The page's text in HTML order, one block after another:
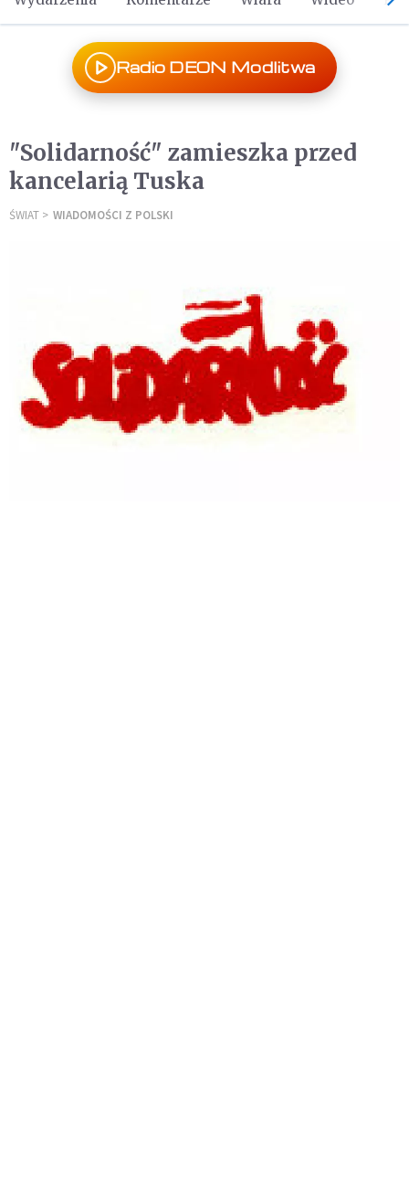
Radio DEON Modlitwa
"Solidarność" zamieszka przed
kancelarią Tuska
ŚWIAT WIADOMOŚCI Z POLSKI